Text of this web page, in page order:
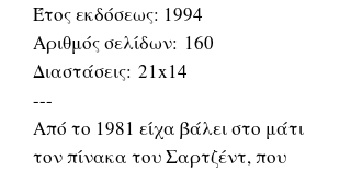
Έτος εκδόσεως: 1994
Αριθμός σελίδων: 160
Διαστάσεις: 21x14
---
Από το 1981 είχα βάλει στο μάτι
τον πίνακα του Σαρτζέντ, που